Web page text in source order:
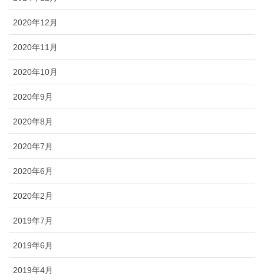
2020年12月
2020年11月
2020年10月
2020年9月
2020年8月
2020年7月
2020年6月
2020年2月
2019年7月
2019年6月
2019年4月